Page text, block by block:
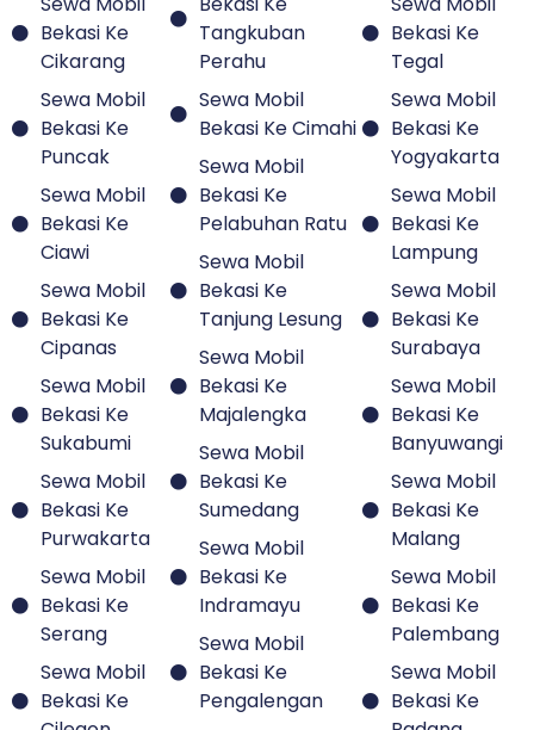
Bekasi Ke
Puncak
Sewa Mobil
Bekasi Ke
Ciawi
Sewa Mobil
Bekasi Ke
Cipanas
Sewa Mobil
Bekasi Ke
Sukabumi
Sewa Mobil
Bekasi Ke
Purwakarta
Sewa Mobil
Bekasi Ke
Serang
Sewa Mobil
Bekasi Ke
Cilegon
Sewa Mobil
Bekasi Ke
Bandung
Bekasi Ke Cimahi
Sewa Mobil
Bekasi Ke
Pelabuhan Ratu
Sewa Mobil
Bekasi Ke
Tanjung Lesung
Sewa Mobil
Bekasi Ke
Majalengka
Sewa Mobil
Bekasi Ke
Sumedang
Sewa Mobil
Bekasi Ke
Indramayu
Sewa Mobil
Bekasi Ke
Pengalengan
Sewa Mobil
Bekasi Ke Cianjur
Sewa Mobil
Bekasi Ke Kawah
Bekasi Ke
Yogyakarta
Sewa Mobil
Bekasi Ke
Lampung
Sewa Mobil
Bekasi Ke
Surabaya
Sewa Mobil
Bekasi Ke
Banyuwangi
Sewa Mobil
Bekasi Ke
Malang
Sewa Mobil
Bekasi Ke
Palembang
Sewa Mobil
Bekasi Ke
Padang
Sewa Mobil
Bekasi Ke Bali
Sewa Mobil